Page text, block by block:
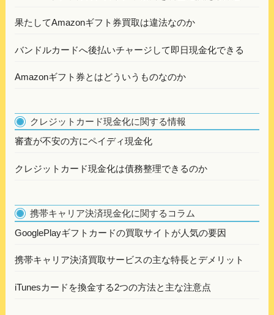
果たしてAmazonギフト券買取は違法なのか
バンドルカードへ後払いチャージして即日現金化できる
Amazonギフト券とはどういうものなのか
クレジットカード現金化に関する情報
審査が不安の方にペイディ現金化
クレジットカード現金化は債務整理できるのか
携帯キャリア決済現金化に関するコラム
GooglePlayギフトカードの買取サイトが人気の要因
携帯キャリア決済買取サービスの主な特長とデメリット
iTunesカードを換金する2つの方法と主な注意点